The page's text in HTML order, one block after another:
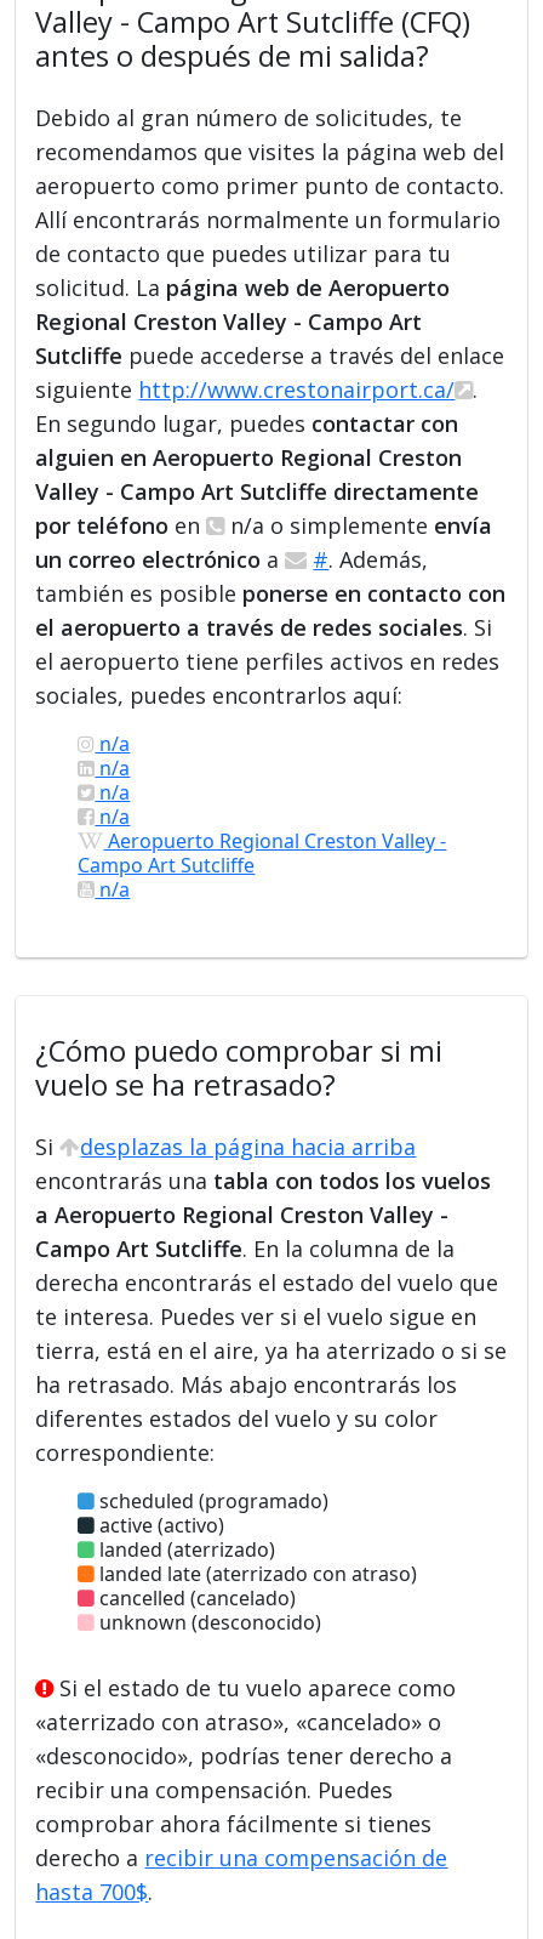
Valley - Campo Art Sutcliffe (CFQ)
antes o después de mi salida?
Debido al gran número de solicitudes, te
recomendamos que visites la página web del
aeropuerto como primer punto de contacto.
Allí encontrarás normalmente un formulario
de contacto que puedes utilizar para tu
solicitud. La página web de Aeropuerto
Regional Creston Valley - Campo Art
Sutcliffe puede accederse a través del enlace
siguiente http://www.crestonairport.ca/
.
En segundo lugar, puedes contactar con
alguien en Aeropuerto Regional Creston
Valley - Campo Art Sutcliffe directamente
por teléfono en n/a o simplemente envía
un correo electrónico a #. Además,
también es posible ponerse en contacto con
el aeropuerto a través de redes sociales. Si
el aeropuerto tiene perfiles activos en redes
sociales, puedes encontrarlos aquí:
n/a
n/a
n/a
n/a
Aeropuerto Regional Creston Valley -
Campo Art Sutcliffe
n/a
¿Cómo puedo comprobar si mi
vuelo se ha retrasado?
Si
desplazas la página hacia arriba
encontrarás una tabla con todos los vuelos
a Aeropuerto Regional Creston Valley -
Campo Art Sutcliffe. En la columna de la
derecha encontrarás el estado del vuelo que
te interesa. Puedes ver si el vuelo sigue en
tierra, está en el aire, ya ha aterrizado o si se
ha retrasado. Más abajo encontrarás los
diferentes estados del vuelo y su color
correspondiente:
scheduled (programado)
active (activo)
landed (aterrizado)
landed late (aterrizado con atraso)
cancelled (cancelado)
unknown (desconocido)
Si el estado de tu vuelo aparece como
«aterrizado con atraso», «cancelado» o
«desconocido», podrías tener derecho a
recibir una compensación. Puedes
comprobar ahora fácilmente si tienes
derecho a recibir una compensación de
hasta 700$.